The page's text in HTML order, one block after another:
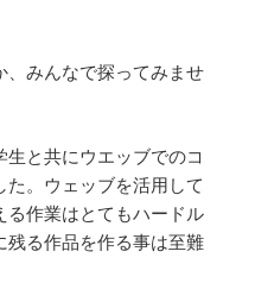
、みんなで探ってみませ
と共にウエッブでのコ
た。ウェッブを活用して
る作業はとてもハードル
残る作品を作る事は至難